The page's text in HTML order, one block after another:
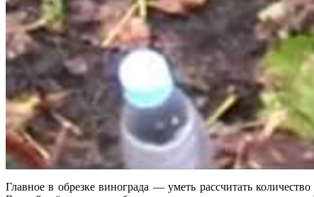
Главное в обрезке винограда — уметь рассчитать